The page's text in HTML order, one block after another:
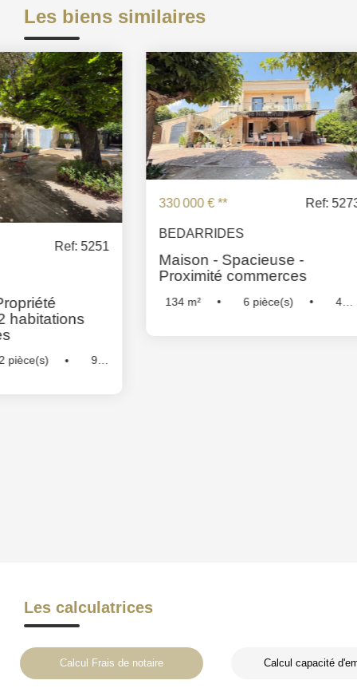
Les biens similaires
330 000 € ** Ref: 5273
Maison - Spacieuse -
Proximité commerces
134 pièce(s)
4
Chambre(s)
MONTEUX
Maison -
Les calculatrices
Calcul Frais de notaire Calcul capacité